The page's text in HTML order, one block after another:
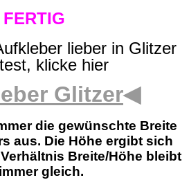
FERTIG
lieber in Glitzer
klicke hier
Glitzer◀
die gewünschte Breite
aus. Die Höhe ergibt sich
Breite/Höhe bleibt
gleich.